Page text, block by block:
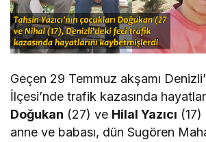
Geçen 29 Temmuz akşamı
İlçesi’nde trafik kazasında
Doğukan (27) ve Hilal Yazıcı
anne ve babası, dün Sugören